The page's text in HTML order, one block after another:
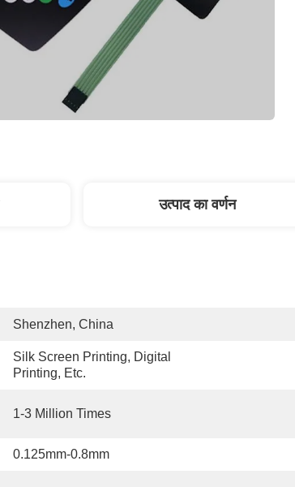
उत्पाद का वर्णन
Shenzhen, China
Silk Screen Printing, Digital
Printing, Etc.
1-3 Million Times
0.125mm-0.8mm